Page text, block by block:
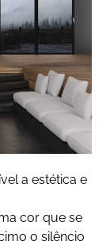
a estética e
cor que se
o silêncio